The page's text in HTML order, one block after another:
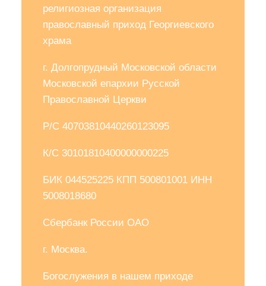
религиозная организация
православный приход Георгиевского
храма
г. Долгопрудный Московской области
Московской епархии Русской
Православной Церкви
Р/С 40703810440260123095
К/С 30101810400000000225
БИК 044525225 КПП 500801001 ИНН
5008018680
Сбербанк России ОАО
г. Москва.
Богослужения в нашем приходе